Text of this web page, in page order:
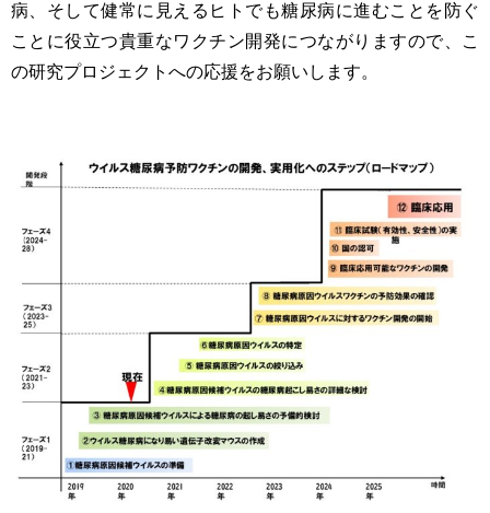
病、そして健常に見えるヒトでも糖尿病に進むことを防ぐ
ことに役立つ貴重なワクチン開発につながりますので、こ
の研究プロジェクトへの応援をお願いします。